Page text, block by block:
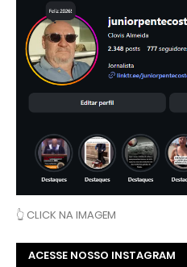
👆 CLICK NA IMAGEM
ACESSE NOSSO INSTAGRAM